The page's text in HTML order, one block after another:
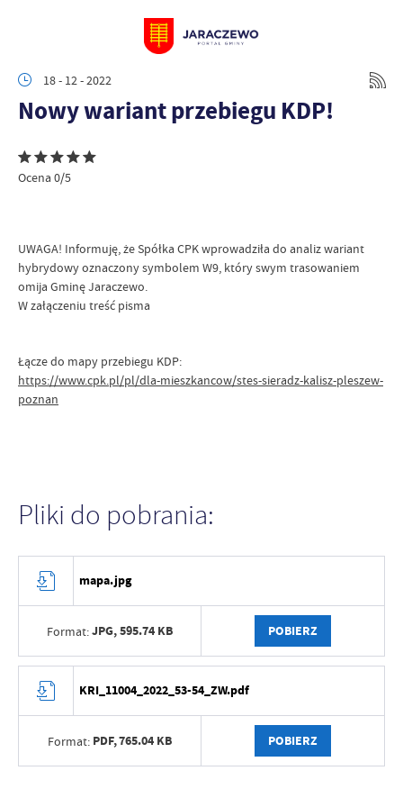
18 - 12 - 2022
Nowy wariant przebiegu KDP!
Ocena 0/5
UWAGA! Informuję, że Spółka CPK wprowadziła do analiz wariant
hybrydowy oznaczony symbolem W9, który swym trasowaniem
omija Gminę Jaraczewo.
W załączeniu treść pisma
Łącze do mapy przebiegu KDP:
https://www.cpk.pl/pl/dla-mieszkancow/stes-sieradz-kalisz-pleszew-
poznan
Pliki do pobrania:
mapa.jpg
Format:JPG,595.74 KB POBIERZ
KRI_11004_2022_53-54_ZW.pdf
Format: PDF,765.04 KB POBIERZ